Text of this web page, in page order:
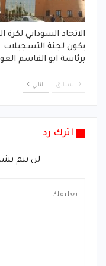
الاتحاد السوداني لكرة
يكون لجنة التسجيلات
برئاسة ابو القاسم
السابق التالي
اترك رد
لن يتم